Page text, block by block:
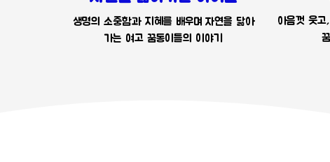
생명의 소중함과 지혜를 배우며 자연을 닮아
가는 여고 꿈동이들의 이야기
아음껏 웃